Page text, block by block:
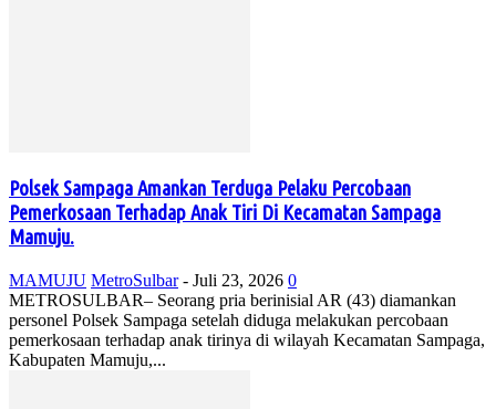
Polsek Sampaga Amankan Terduga Pelaku Percobaan
Pemerkosaan Terhadap Anak Tiri Di Kecamatan Sampaga
Mamuju.
MAMUJU MetroSulbar - Juli 23, 2026 0
METROSULBAR– Seorang pria berinisial AR (43) diamankan
personel Polsek Sampaga setelah diduga melakukan percobaan
pemerkosaan terhadap anak tirinya di wilayah Kecamatan Sampaga,
Kabupaten Mamuju,...